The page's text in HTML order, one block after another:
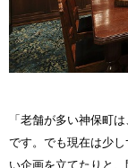
「老舗が多い神保町
です。でも現在は少
い企画を立てたりと